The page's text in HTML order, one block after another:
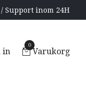
Support inom 24H
in
0
Varukorg